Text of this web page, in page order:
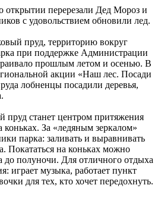
открытии перерезали Дед Мороз и
с удовольствием обновили лед.
пруд, территорию вокруг
при поддержке Администрации
прошлым летом и осенью. В
акции «Наш лес. Посади
лобненцы посадили деревья,
пруд станет центром притяжения
коньках. За «ледяным зеркалом»
парка: заливать и выравнивать
Покататься на коньках можно
до полуночи. Для отличного отдыха
играет музыка, работает пункт
для тех, кто хочет передохнуть.